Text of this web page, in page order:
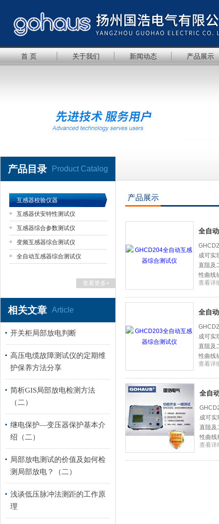
扬州国浩电气有限公司
首 页 关于我们 新闻动态 产品展示
产品目录 Product Catalog
互感器校验仪器
互感器伏安特性测试仪
互感器综合参数测试仪
变频互感器综合测试仪
全自动互感器综合测试仪
查看更多+
相关文章 Article
开关柜局部放电判断
高压电缆故障测试仪的定期维
护保养方法分享
简析GIS局部放电检测方法
（二）
继电保护—变压器保护基本介
绍（二）
局部放电测试的价值及如何检
测局部放电？（二）
浅谈低压脉冲法测距的工作原
理
产品展示
全自
成可实
直阻及
性曲线
查看详
全自
成可实
直阻及
性曲线
查看详
全自
成可实
直阻及
性曲线
查看详